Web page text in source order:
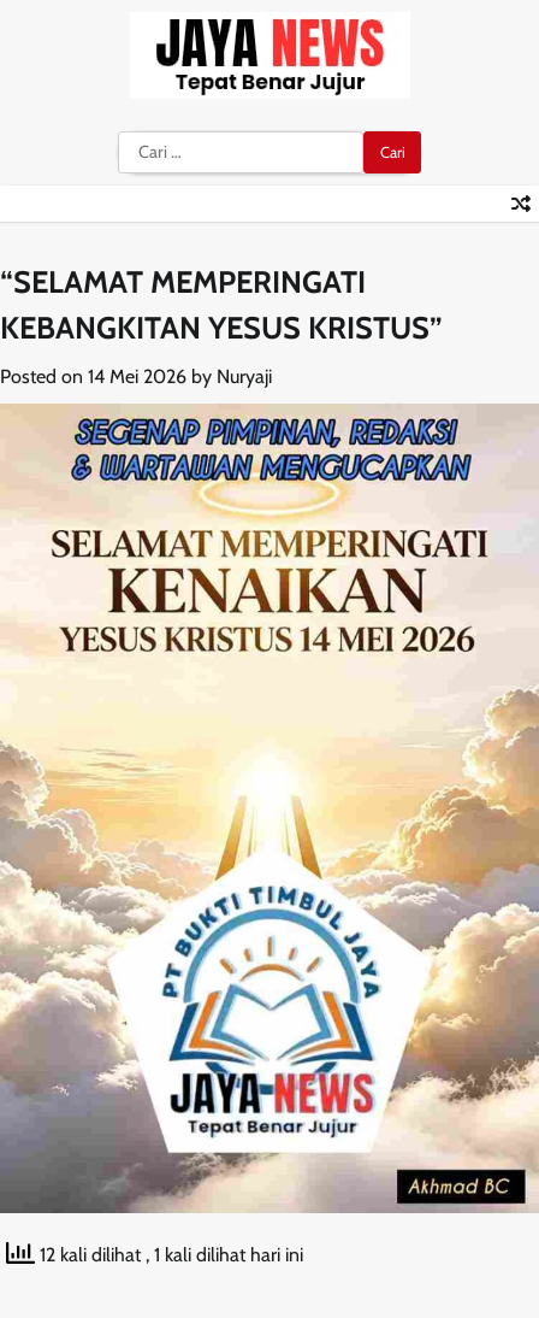
Cari
untuk:
“SELAMAT MEMPERINGATI
KEBANGKITAN YESUS KRISTUS”
Posted on 14 Mei 2026 by Nuryaji
12 kali dilihat , 1 kali dilihat hari ini